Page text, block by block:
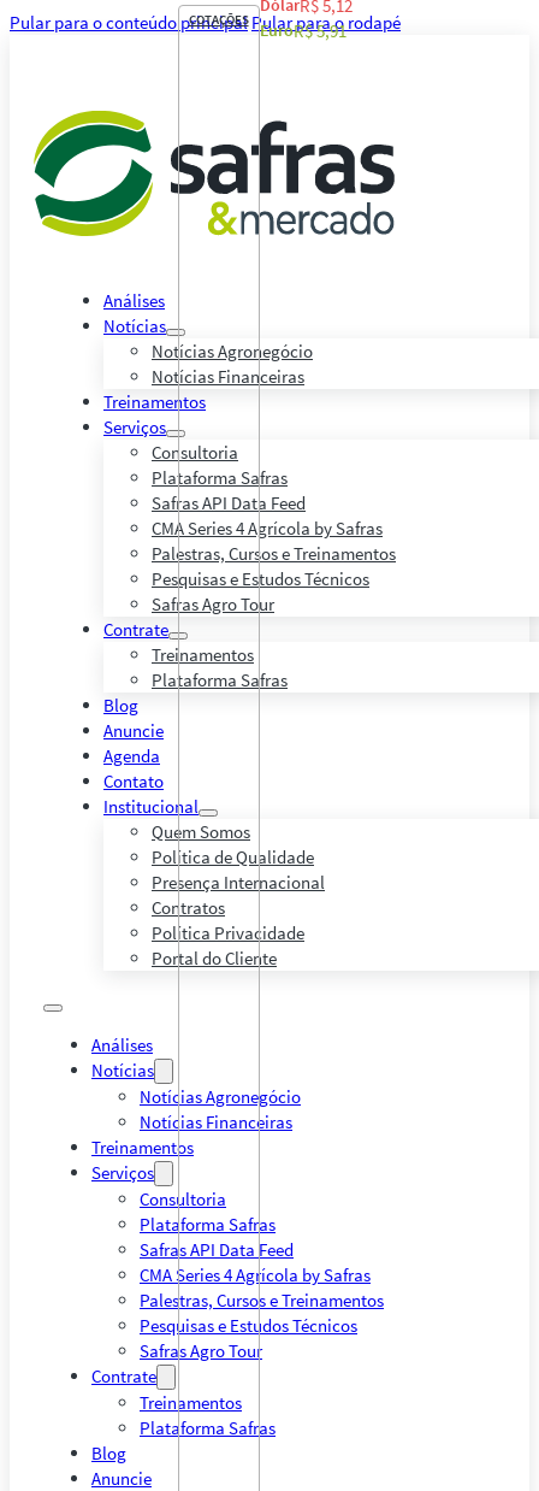
Pular para o conteúdo principal Pular para o rodapé
Análises
Notícias
Notícias Agronegócio
Notícias Financeiras
Treinamentos
Serviços
Consultoria
Plataforma Safras
Safras API Data Feed
CMA Series 4 Agrícola by Safras
Palestras, Cursos e Treinamentos
Pesquisas e Estudos Técnicos
Safras Agro Tour
Contrate
Treinamentos
Plataforma Safras
Blog
Anuncie
Agenda
Contato
Institucional
Quem Somos
Política de Qualidade
Presença Internacional
Contratos
Política Privacidade
Portal do Cliente
Análises
Notícias
Notícias Agronegócio
Notícias Financeiras
Treinamentos
Serviços
Consultoria
Plataforma Safras
Safras API Data Feed
CMA Series 4 Agrícola by Safras
Palestras, Cursos e Treinamentos
Pesquisas e Estudos Técnicos
Safras Agro Tour
Contrate
Treinamentos
Plataforma Safras
Blog
Anuncie
COTAÇÕES
DólarR$ 5,12
EuroR$ 5,91